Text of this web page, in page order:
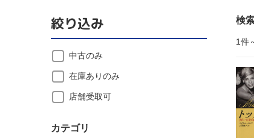
検
1件
絞り込み
中古のみ
在庫ありのみ
店舗受取可
カテゴリ